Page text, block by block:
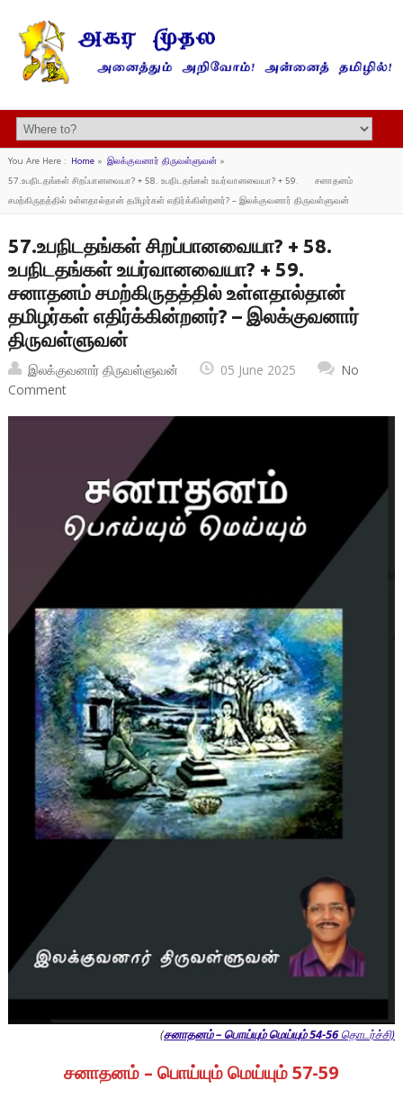
You Are Here : Home» இலக்குவனார் திருவள்ளுவன்»
57.உபநிடதங்கள் சிறப்பானவையா? + 58. உபநிடதங்கள் உயர்வானவையா? + 59. சனாதனம்
சமற்கிருதத்தில் உள்ளதால்தான் தமிழர்கள் எதிர்க்கின்றனர்? – இலக்குவனார் திருவள்ளுவன்
57.உபநிடதங்கள் சிறப்பானவையா? + 58.
உபநிடதங்கள் உயர்வானவையா? + 59.
சனாதனம் சமற்கிருதத்தில் உள்ளதால்தான்
தமிழர்கள் எதிர்க்கின்றனர்? – இலக்குவனார்
திருவள்ளுவன்
இலக்குவனார் திருவள்ளுவன் 05 June 2025
No
Comment
(சனாதனம் – பொய்யும் மெய்யும் 54-56தொடர்ச்சி)
சனாதனம் – பொய்யும் மெய்யும் 57-59